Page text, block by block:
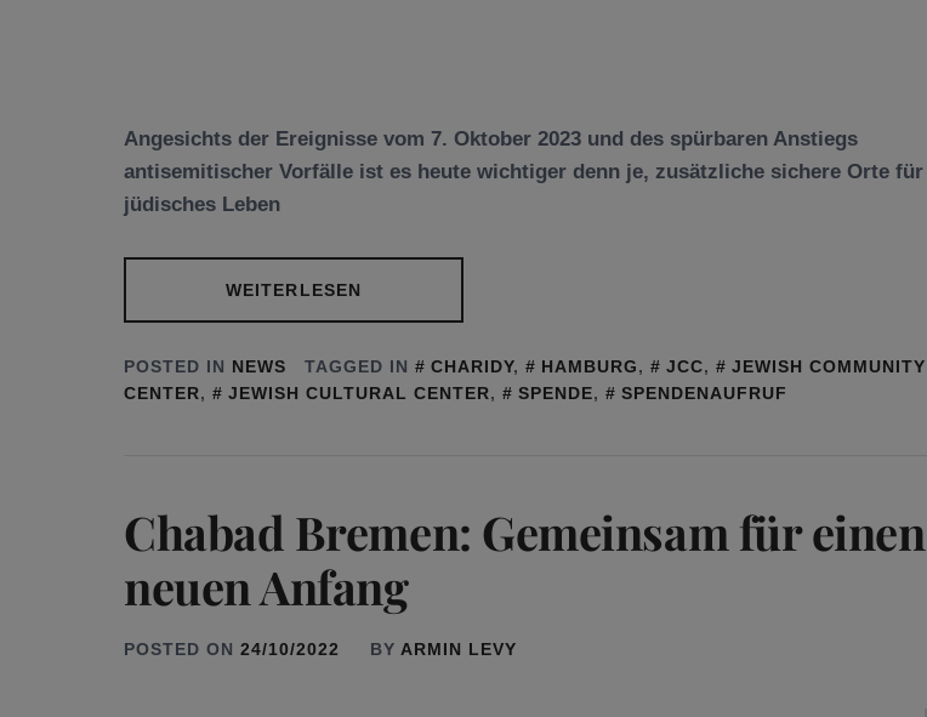
Angesichts der Ereignisse vom 7. Oktober 2023 und des spürbaren Anstiegs
antisemitischer Vorfälle ist es heute wichtiger denn je, zusätzliche sichere Orte für
jüdisches Leben
WEITERLESEN
POSTED IN NEWS TAGGED IN CHARIDY, HAMBURG, JCC,
JEWISH COMMUNITY
CENTER, JEWISH CULTURAL CENTER, SPENDE, SPENDENAUFRUF
Chabad Bremen: Gemeinsam für einen
neuen Anfang
POSTED ON 24/10/2022 BY ARMIN LEVY